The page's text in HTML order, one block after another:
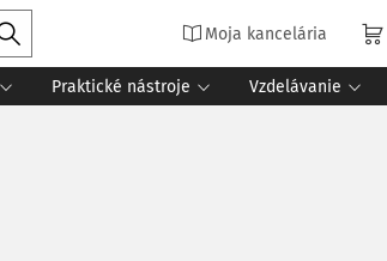
Moja kancelária
Praktické nástroje Vzdelávanie